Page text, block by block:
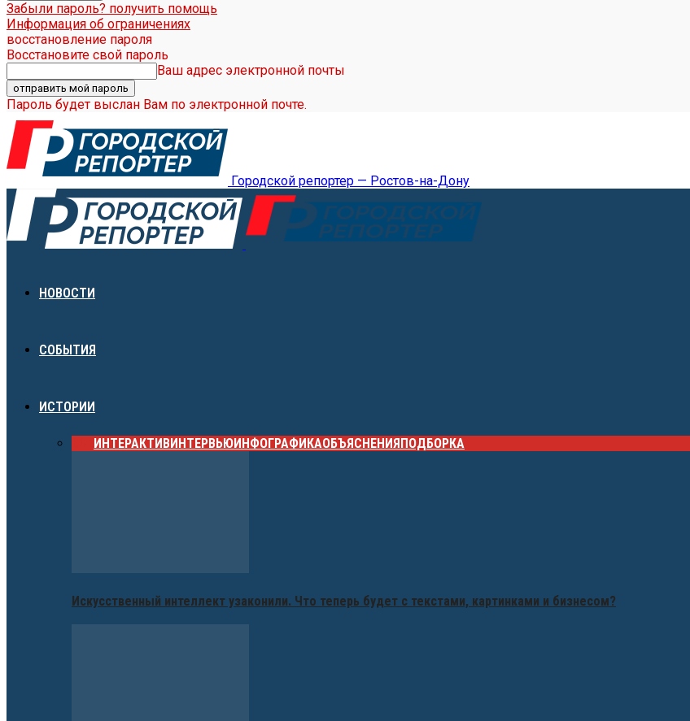
Забыли пароль? получить помощь
Информация об ограничениях
восстановление пароля
Восстановите свой пароль
Ваш адрес электронной почты
Пароль будет выслан Вам по электронной почте.
Городской репортер — Ростов-на-Дону
НОВОСТИ
СОБЫТИЯ
ИСТОРИИ
ИНТЕРАКТИВИНТЕРВЬЮИНФОГРАФИКАОБЪЯСНЕНИЯПОДБОРКА
Искусственный интеллект узаконили. Что теперь будет с текстами, картинками и бизнесом?